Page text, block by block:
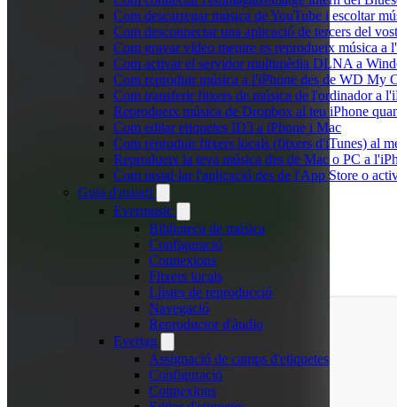
Com descarregar música de YouTube i escoltar
Com desconnectar una aplicació de tercers del
Com gravar vídeo mentre es reprodueix música a
Com activar el servidor multimèdia DLNA a
Com reproduir música a l'iPhone des de WD My
Com transferir fitxers de música de l'ordinador a
Reprodueix música de Dropbox al teu iPhone
Com editar etiquetes ID3 a iPhone i Mac
Com reproduir fitxers locals (fitxers d'iTunes) al
Reprodueix la teva música des de Mac o PC a
Com instal·lar l'aplicació des de l'App Store o
Guia d'usuari
Evermusic
Biblioteca de música
Configuració
Connexions
Fitxers locals
Llistes de reproducció
Navegació
Reproductor d'àudio
Evertag
Assignació de camps d'etiquetes
Configuració
Connexions